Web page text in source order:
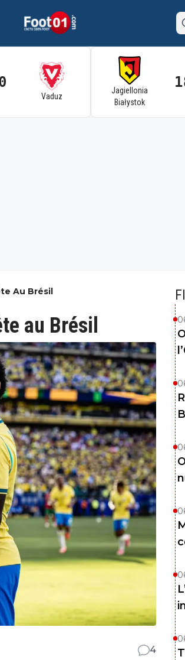
Vaduz
Jagiellonia
Białystok
Au Brésil
au Brésil
4